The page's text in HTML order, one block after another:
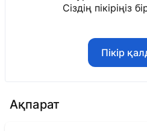
Сіздің пікіріңіз
Пікір
Ақпарат